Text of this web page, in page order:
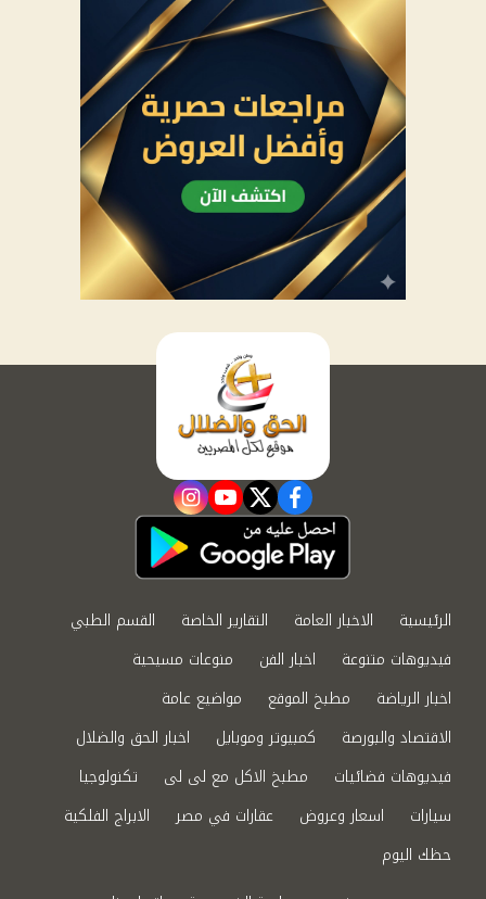
facebook
twitter
youtube
instagram
الرئيسية الاخبار العامة التقارير الخاصة
القسم الطبي
فيديوهات متنوعة
اخبار الفن
منوعات مسيحية
اخبار الرياضة
مطبخ الموقع
مواضيع عامة
الاقتصاد والبورصة
كمبيوتر وموبايل
اخبار الحق والضلال
فيديوهات فضائيات
مطبخ الاكل مع لى لى
تكنولوجيا
سيارات
اسعار وعروض عقارات في مصر
الابراج الفلكية
حظك اليوم